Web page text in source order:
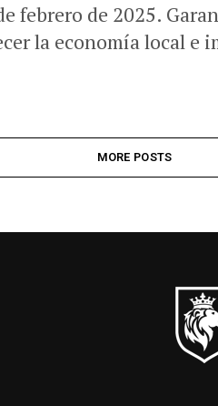
febrero de 2025.
la economía local e
MORE POSTS